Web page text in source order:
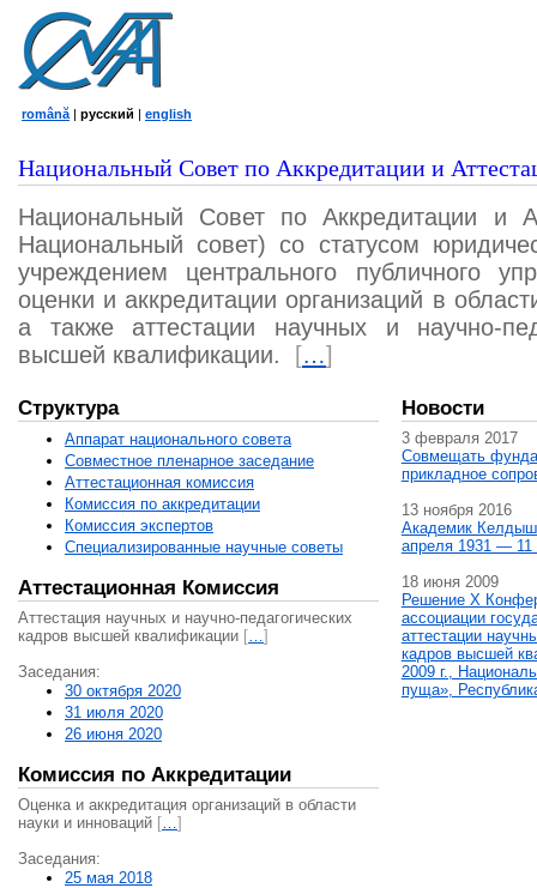
română | русский | english
Национальный Совет по Аккредитации и
Национальный Совет по Аккредитации и
Национальный совет) со статусом
учреждением центрального публичного
оценки и аккредитации организаций в
а также аттестации научных и научно-
высшей квалификации.
[…]
Структура
Аппарат национального совета
Совместное пленарное заседание
Аттестационная комисcия
Комиссия по аккредитации
Комиссия экспертов
Специализированные научные советы
Аттестационная Комиссия
Аттестация научных и научно-педагогических
кадров высшей квалификации […]
Заседания:
30 октября 2020
31 июля 2020
26 июня 2020
Комиссия по Аккредитации
Оценка и аккредитация организаций в области
науки и инноваций […]
Заседания:
25 мая 2018
Новости
3 февраля 2017
Совмещать
прикладное
13 ноября 2016
Академик
апреля 1931 — 11
18 июня 2009
Решение X
ассоциации
аттестации
кадров высшей
2009 г.,
пуща»,